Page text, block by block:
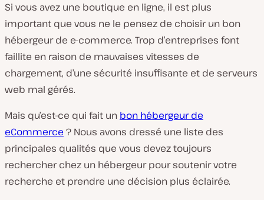
Si vous avez une boutique en ligne, il est plus
important que vous ne le pensez de choisir un bon
hébergeur de e-commerce. Trop d’entreprises font
faillite en raison de mauvaises vitesses de
chargement, d’une sécurité insuffisante et de serveurs
web mal gérés.
Mais qu’est-ce qui fait un bon hébergeur de
eCommerce ? Nous avons dressé une liste des
principales qualités que vous devez toujours
rechercher chez un hébergeur pour soutenir votre
recherche et prendre une décision plus éclairée.